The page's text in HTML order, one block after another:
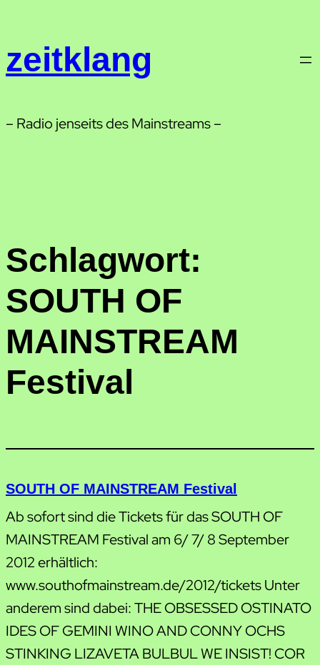
springen
zeitklang
– Radio jenseits des Mainstreams –
Schlagwort:
SOUTH OF
MAINSTREAM
Festival
SOUTH OF MAINSTREAM Festival
Ab sofort sind die Tickets für das SOUTH OF
MAINSTREAM Festival am 6/ 7/ 8 September
2012 erhältlich:
www.southofmainstream.de/2012/tickets Unter
anderem sind dabei: THE OBSESSED OSTINATO
IDES OF GEMINI WINO AND CONNY OCHS
STINKING LIZAVETA BULBUL WE INSIST! COR